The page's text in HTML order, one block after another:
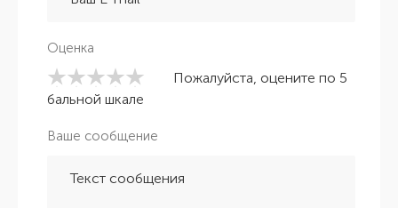
Оценка
Пожалуйста, оцените по 5
бальной шкале
Ваше сообщение